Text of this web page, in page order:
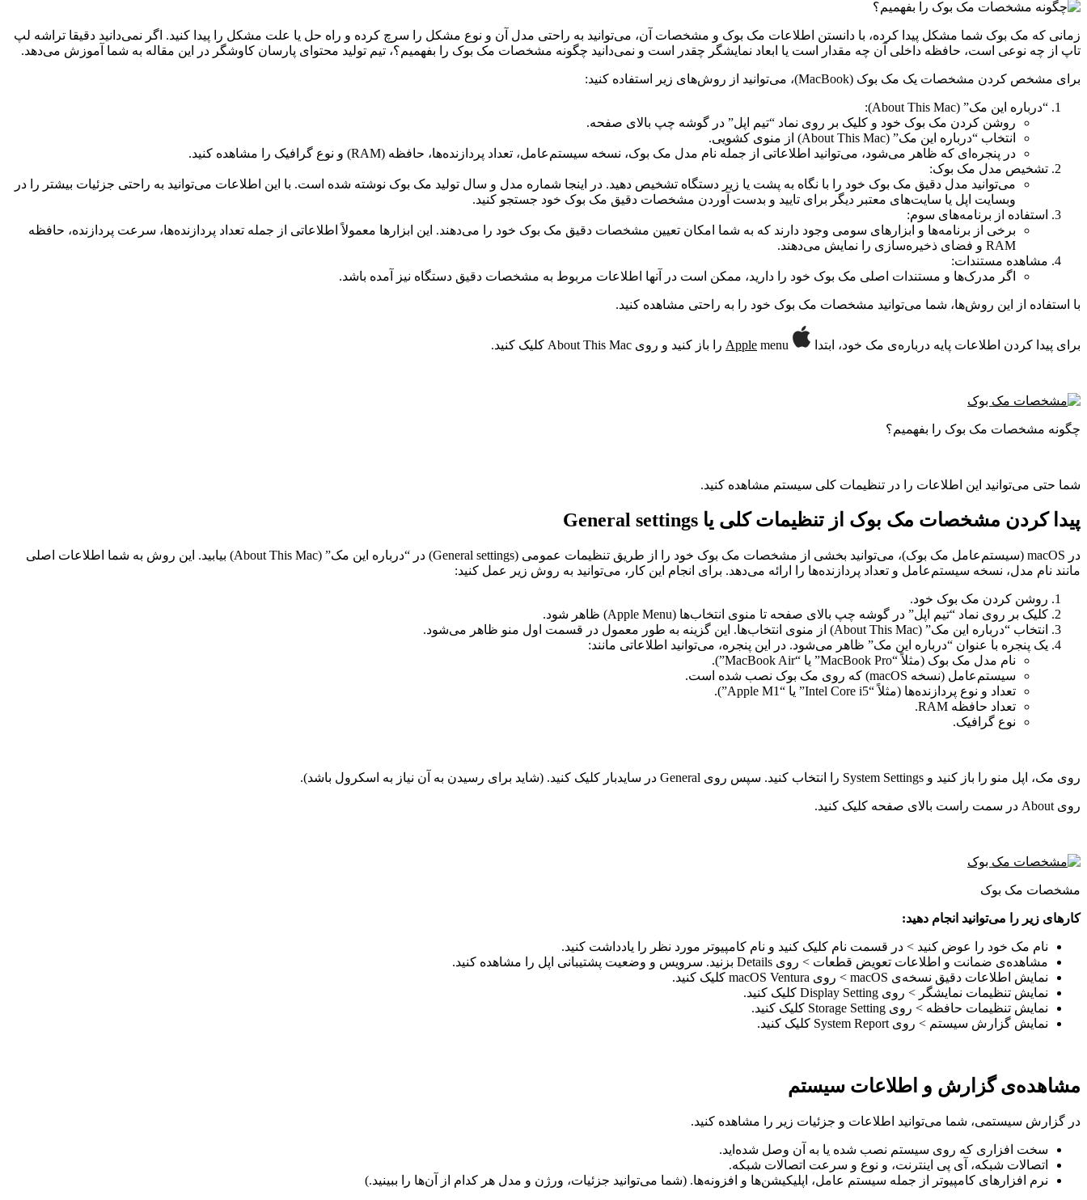
زمانی که مک بوک شما مشکل پیدا کرده، با دانستن اطلاعات مک بوک و مشخصات آن، می‌توانید به‌ راحتی مدل آن و نوع مشکل را سرچ کرده و راه حل یا علت مشکل را پیدا کنید. اگر نمی‌دانید دقیقا تراشه لپ
تاپ از چه نوعی است، حافظه داخلی آن چه مقدار است یا ابعاد نمایشگر چقدر است و نمی‌دانید چگونه مشخصات مک بوک را بفهمیم؟، تیم تولید محتوای پارسان کاوشگر در این مقاله به شما آموزش می‌دهد.
برای مشخص کردن مشخصات یک مک‌ بوک (MacBook)، می‌توانید از روش‌های زیر استفاده کنید:
“درباره این مک” (About This Mac):
روشن کردن مک‌ بوک خود و کلیک بر روی نماد “تیم اپل” در گوشه چپ بالای صفحه.
انتخاب “درباره این مک” (About This Mac) از منوی کشویی.
در پنجره‌ای که ظاهر می‌شود، می‌توانید اطلاعاتی از جمله نام مدل مک‌ بوک، نسخه سیستم‌عامل، تعداد پردازنده‌ها، حافظه (RAM) و نوع گرافیک را مشاهده کنید.
تشخیص مدل مک‌ بوک:
می‌توانید مدل دقیق مک‌ بوک خود را با نگاه به پشت یا زیر دستگاه تشخیص دهید. در اینجا شماره مدل و سال تولید مک‌ بوک نوشته شده است. با این اطلاعات می‌توانید به راحتی جزئیات بیشتر را در
وبسایت اپل یا سایت‌های معتبر دیگر برای تایید و بدست آوردن مشخصات دقیق مک‌ بوک خود جستجو کنید.
استفاده از برنامه‌های سوم:
برخی از برنامه‌ها و ابزارهای سومی وجود دارند که به شما امکان تعیین مشخصات دقیق مک‌ بوک خود را می‌دهند. این ابزارها معمولاً اطلاعاتی از جمله تعداد پردازنده‌ها، سرعت پردازنده، حافظه
RAM و فضای ذخیره‌سازی را نمایش می‌دهند.
مشاهده مستندات:
اگر مدرک‌ها و مستندات اصلی مک‌ بوک خود را دارید، ممکن است در آنها اطلاعات مربوط به مشخصات دقیق دستگاه نیز آمده باشد.
با استفاده از این روش‌ها، شما می‌توانید مشخصات مک‌ بوک خود را به راحتی مشاهده کنید.
برای پیدا کردن اطلاعات پایه درباره‌ی مک خود، ابتدا Apple menu را باز کنید و روی About This Mac کلیک کنید.
چگونه مشخصات مک بوک را بفهمیم؟
شما حتی می‌توانید این اطلاعات را در تنظیمات کلی سیستم مشاهده کنید.
پیدا کردن مشخصات مک بوک از تنظیمات کلی یا General settings
در macOS (سیستم‌عامل مک‌ بوک)، می‌توانید بخشی از مشخصات مک‌ بوک خود را از طریق تنظیمات عمومی (General settings) در “درباره این مک” (About This Mac) بیابید. این روش به شما اطلاعات اصلی
مانند نام مدل، نسخه سیستم‌عامل و تعداد پردازنده‌ها را ارائه می‌دهد. برای انجام این کار، می‌توانید به روش زیر عمل کنید:
روشن کردن مک‌ بوک خود.
کلیک بر روی نماد “تیم اپل” در گوشه چپ بالای صفحه تا منوی انتخاب‌ها (Apple Menu) ظاهر شود.
انتخاب “درباره این مک” (About This Mac) از منوی انتخاب‌ها. این گزینه به طور معمول در قسمت اول منو ظاهر می‌شود.
یک پنجره با عنوان “درباره این مک” ظاهر می‌شود. در این پنجره، می‌توانید اطلاعاتی مانند:
نام مدل مک‌ بوک (مثلاً “MacBook Pro” یا “MacBook Air”).
سیستم‌عامل (نسخه macOS) که روی مک‌ بوک نصب شده است.
تعداد و نوع پردازنده‌ها (مثلاً “Intel Core i5” یا “Apple M1”).
تعداد حافظه RAM.
نوع گرافیک.
روی مک، اپل منو را باز کنید و System Settings را انتخاب کنید. سپس روی General در سایدبار کلیک کنید. (شاید برای رسیدن به آن نیاز به اسکرول باشد).
روی About در سمت راست بالای صفحه کلیک کنید.
مشخصات مک بوک
کارهای زیر را می‌توانید انجام دهید:
نام مک خود را عوض کنید > در قسمت نام کلیک کنید و نام کامپیوتر مورد نظر را یادداشت کنید.
مشاهده‌ی ضمانت و اطلاعات تعویض قطعات > روی Details بزنید. سرویس و وضعیت پشتیبانی اپل را مشاهده کنید.
نمایش اطلاعات دقیق نسخه‌ی macOS > روی macOS Ventura کلیک کنید.
نمایش تنظیمات نمایشگر > روی Display Setting کلیک کنید.
نمایش تنظیمات حافظه > روی Storage Setting کلیک کنید.
نمایش گزارش سیستم > روی System Report کلیک کنید.
مشاهده‌ی گزارش و اطلاعات سیستم
در گزارش سیستمی، شما می‌توانید اطلاعات و جزئیات زیر را مشاهده کنید.
سخت افزاری که روی سیستم نصب شده یا به آن وصل شده‌اید.
اتصالات شبکه، آی پی اینترنت، و نوع و سرعت اتصالات شبکه.
نرم افزارهای کامپیوتر از جمله سیستم عامل، اپلیکیشن‌ها و افزونه‌ها. (شما می‌توانید جزئیات، ورژن و مدل هر کدام از آن‌ها را ببینید.)